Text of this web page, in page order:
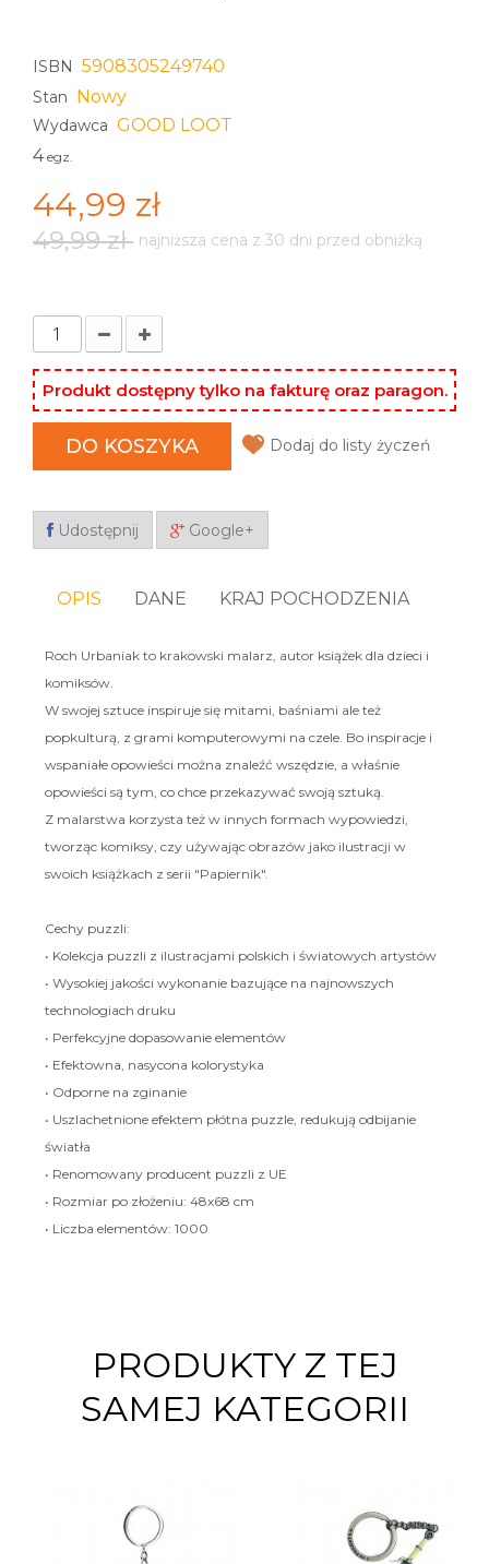
ISBN 5908305249740
Stan Nowy
Wydawca GOOD LOOT
4 egz.
44,99 zł
49,99 zł najniższa cena z 30 dni przed obniżką
Produkt dostępny tylko na fakturę oraz paragon.
DO KOSZYKA Dodaj do listy życzeń
Udostępnij Google+
OPIS DANE KRAJ POCHODZENIA
Roch Urbaniak to krakowski malarz, autor książek dla dzieci i
komiksów.
W swojej sztuce inspiruje się mitami, baśniami ale też
popkulturą, z grami komputerowymi na czele. Bo inspiracje i
wspaniałe opowieści można znaleźć wszędzie, a właśnie
opowieści są tym, co chce przekazywać swoją sztuką.
Z malarstwa korzysta też w innych formach wypowiedzi,
tworząc komiksy, czy używając obrazów jako ilustracji w
swoich książkach z serii "Papiernik".
Cechy puzzli:
• Kolekcja puzzli z ilustracjami polskich i światowych artystów
• Wysokiej jakości wykonanie bazujące na najnowszych
technologiach druku
• Perfekcyjne dopasowanie elementów
• Efektowna, nasycona kolorystyka
• Odporne na zginanie
• Uszlachetnione efektem płótna puzzle, redukują odbijanie
światła
• Renomowany producent puzzli z UE
• Rozmiar po złożeniu: 48x68 cm
• Liczba elementów: 1000
PRODUKTY Z TEJ
SAMEJ KATEGORII